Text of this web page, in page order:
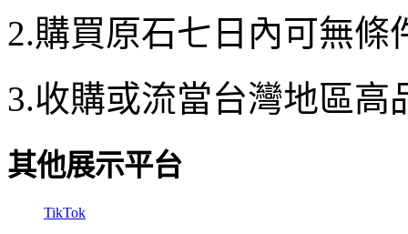
2.購買原石七日內可無條
3.收購或流當台灣地區高
其他展示平台
TikTok